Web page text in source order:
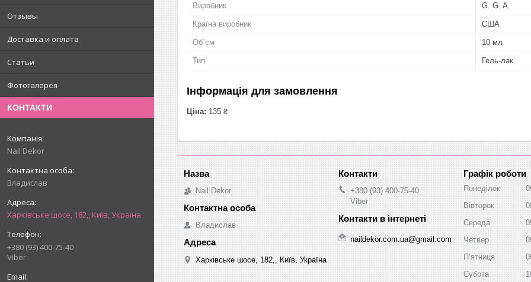
Отзывы
Доставка и оплата
Статьи
Фотогалерея
КОНТАКТИ
Nail Dekor
Владислав
Харківське шосе, 182,, Київ, Україна
+380 (93) 400-75-40
Viber
Виробник G. G. A.
Країна виробник США
Об`єм 10 мл
Тип Гель-лак
Інформація для замовлення
Ціна: 135 ₴
Nail Dekor
Владислав
Харківське шосе, 182,, Київ, Україна
+380 (93) 400-75-40
Viber
naildekor.com.ua@gmail.com
Графік роботи
Понеділок
Вівторок
Середа
Четвер
Пʼятниця
Субота